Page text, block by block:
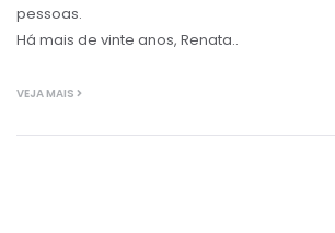
pessoas.
Há mais de vinte anos, Renata..
VEJA MAIS